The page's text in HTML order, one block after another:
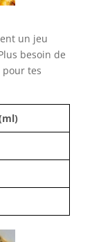
un jeu
besoin de
tes